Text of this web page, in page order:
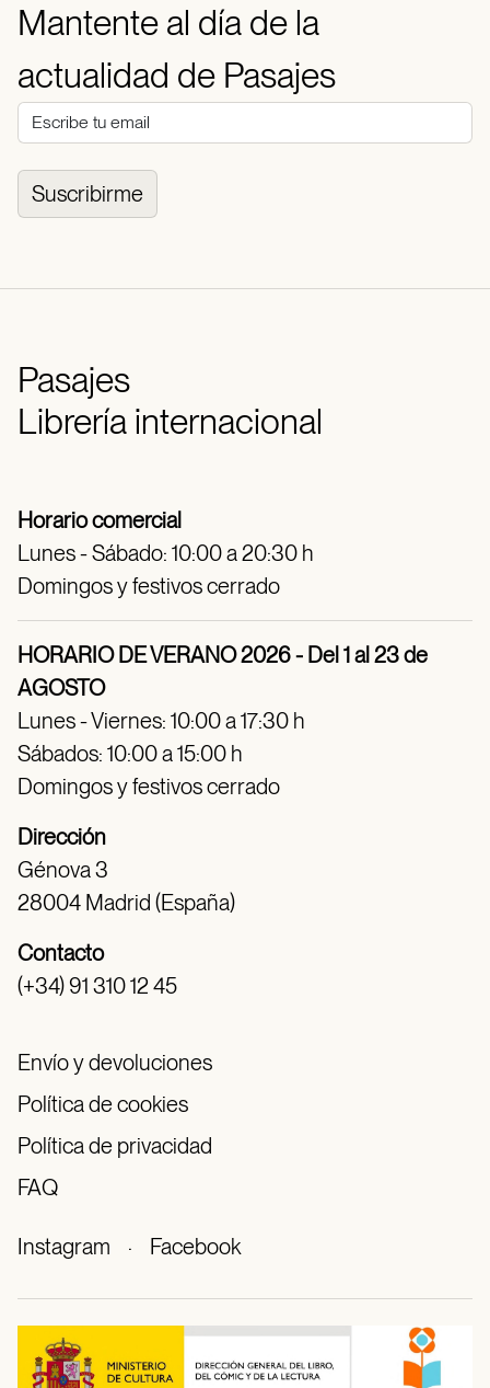
Mantente al día de la
actualidad de Pasajes
Suscribirme
Pasajes
Librería internacional
Horario comercial
Lunes - Sábado: 10:00 a 20:30 h
Domingos y festivos cerrado
HORARIO DE VERANO 2026 - Del 1 al 23 de
AGOSTO
Lunes - Viernes: 10:00 a 17:30 h
Sábados: 10:00 a 15:00 h
Domingos y festivos cerrado
Dirección
Génova 3
28004 Madrid (España)
Contacto
(+34) 91 310 12 45
Envío y devoluciones
Política de cookies
Política de privacidad
FAQ
Instagram · Facebook